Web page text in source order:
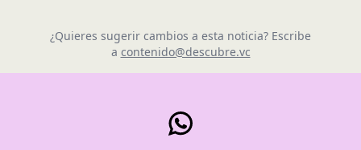
¿Quieres sugerir cambios a esta noticia? Escribe
a contenido@descubre.vc